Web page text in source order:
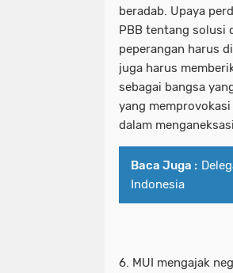
beradab. Upaya
PBB tentang solusi
peperangan harus
juga harus
sebagai bangsa
yang
dalam
Baca Juga :
Indonesia
6. MUI mengajak